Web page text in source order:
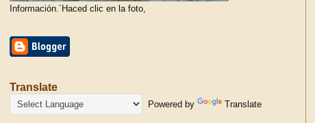
Información.´Haced clic en la foto,
Translate
Powered by Translate